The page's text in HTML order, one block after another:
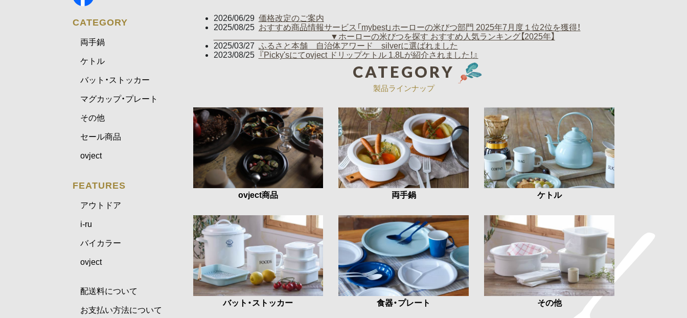
CATEGORY
両手鍋
ケトル
バット・ストッカー
マグカップ・プレート
その他
セール商品
ovject
FEATURES
アウトドア
i-ru
バイカラー
ovject
配送料について
お支払い方法について
2026/06/29 価格改定のご案内
2025/08/25 おすすめ商品情報サービス「mybest」ホーローの米びつ部門 2025年7月度１位2位を獲得！
▼ホーローの米びつを探す おすすめ人気ランキング【2025年】
2025/03/27 ふるさと本舗 自治体アワード silverに選ばれました
2023/08/25
『Picky'sにてovject ドリップケトル 1.8Lが紹介されました！』
CATEGORY
製品ラインナップ
ovject商品 両手鍋 ケトル
バット・ストッカー 食器・プレート その他